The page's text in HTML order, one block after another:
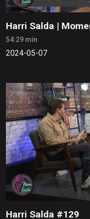
Harri Salda |
54:29 min
2024-05-07
Harri Salda #129